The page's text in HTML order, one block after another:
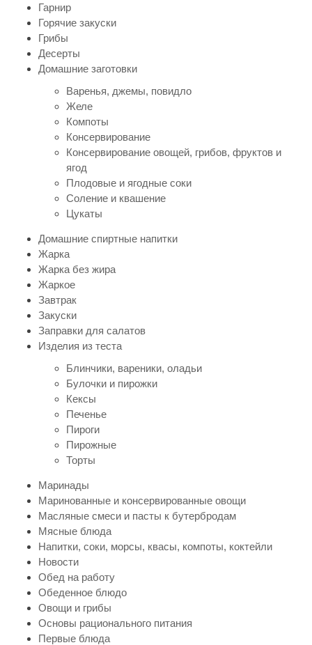
Гарнир
Горячие закуски
Грибы
Десерты
Домашние заготовки
Варенья, джемы, повидло
Желе
Компоты
Консервирование
Консервирование овощей, грибов, фруктов и
ягод
Плодовые и ягодные соки
Соление и квашение
Цукаты
Домашние спиртные напитки
Жарка
Жарка без жира
Жаркое
Завтрак
Закуски
Заправки для салатов
Изделия из теста
Блинчики, вареники, оладьи
Булочки и пирожки
Кексы
Печенье
Пироги
Пирожные
Торты
Маринады
Маринованные и консервированные овощи
Масляные смеси и пасты к бутербродам
Мясные блюда
Напитки, соки, морсы, квасы, компоты, коктейли
Новости
Обед на работу
Обеденное блюдо
Овощи и грибы
Основы рационального питания
Первые блюда